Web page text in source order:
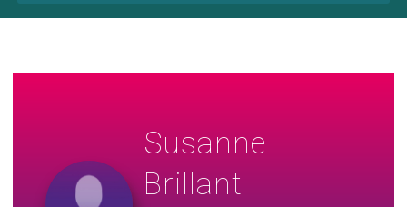
Susanne
Brillant